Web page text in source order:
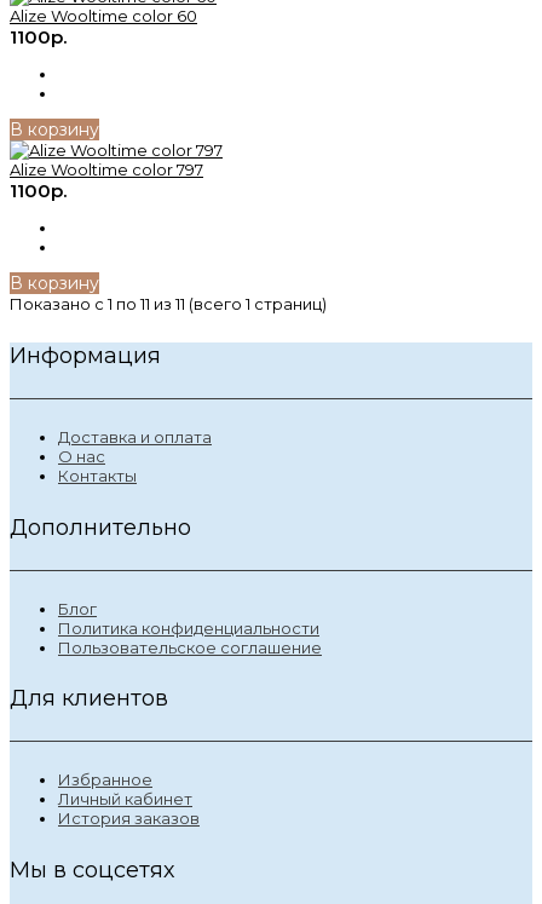
Alize Wooltime color 60
1100р.
В корзину
Alize Wooltime color 797
1100р.
В корзину
Показано с 1 по 11 из 11 (всего 1 страниц)
Информация
Доставка и оплата
О нас
Контакты
Дополнительно
Блог
Политика конфиденциальности
Пользовательское соглашение
Для клиентов
Избранное
Личный кабинет
История заказов
Мы в соцсетях